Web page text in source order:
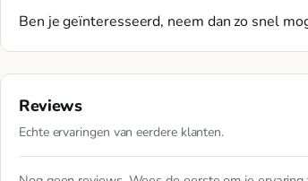
Ben je geïnteresseerd, neem dan zo snel
Reviews
Echte ervaringen van eerdere klanten.